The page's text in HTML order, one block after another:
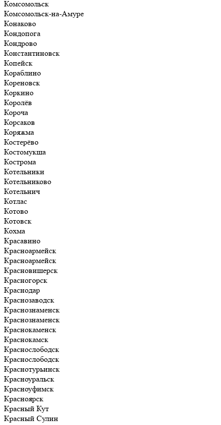
Комсомольск
Комсомольск-на-Амуре
Конаково
Кондопога
Кондрово
Константиновск
Копейск
Кораблино
Кореновск
Коркино
Королёв
Короча
Корсаков
Коряжма
Костерёво
Костомукша
Кострома
Котельники
Котельниково
Котельнич
Котлас
Котово
Котовск
Кохма
Красавино
Красноармейск
Красноармейск
Красновишерск
Красногорск
Краснодар
Краснозаводск
Краснознаменск
Краснознаменск
Краснокаменск
Краснокамск
Краснослободск
Краснослободск
Краснотурьинск
Красноуральск
Красноуфимск
Красноярск
Красный Кут
Красный Сулин